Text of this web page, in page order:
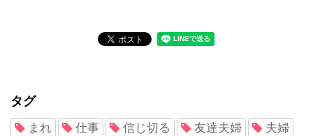
タグ
まれ 仕事 信じ切る 友達夫婦 夫婦